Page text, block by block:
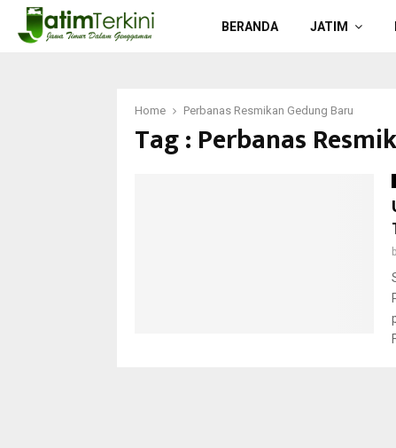
BERANDA JATIM
Home Perbanas Resmikan Gedung Baru
Tag : Perbanas